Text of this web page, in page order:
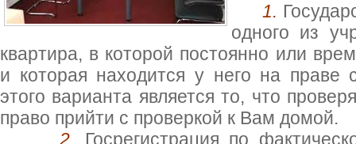
1.
одного из
квартира, в которой постоянно или
и которая находится у него на праве
этого варианта является то, что
право прийти с проверкой к Вам домой.
2. Госрегистрация по